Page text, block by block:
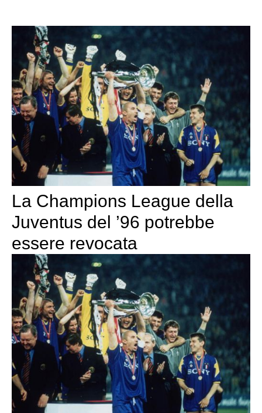
La Champions League della
Juventus del ’96 potrebbe
essere revocata